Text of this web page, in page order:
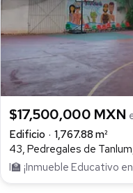
$17,500,000 MXN
Edificio
1,767.88 m²
43, Pedregales de
I🏫 ¡Inmueble Educativo